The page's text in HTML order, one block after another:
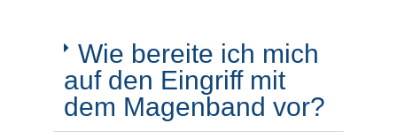
Wie bereite ich mich
auf den Eingriff mit
dem Magenband vor?